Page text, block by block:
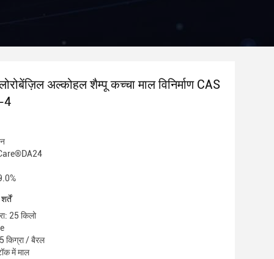
अल्कोहल शैम्पू कच्चा माल विनिर्माण CAS
4
25 किलो
किग्रा / बैरल
में माल